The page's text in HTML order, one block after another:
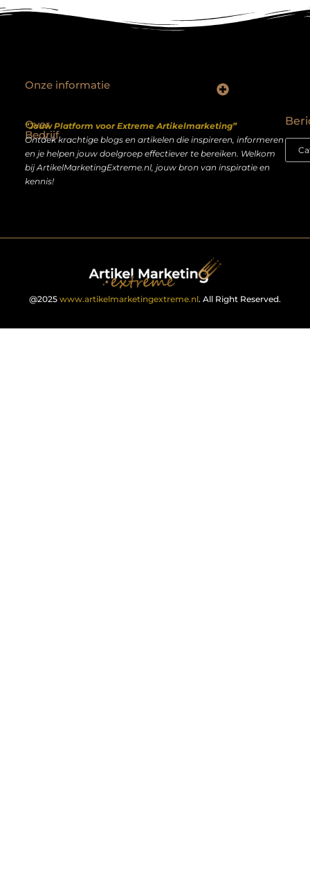
Over
Bedrijf
“Jouw Platform voor Extreme Artikelmarketing”
Ontdek krachtige blogs en artikelen die inspireren, informeren
en je helpen jouw doelgroep effectiever te bereiken. Welkom
bij ArtikelMarketingExtreme.nl, jouw bron van inspiratie en
kennis!
Onze informatie
@2025 www.artikelmarketingextreme.nl. All Right Reserved.